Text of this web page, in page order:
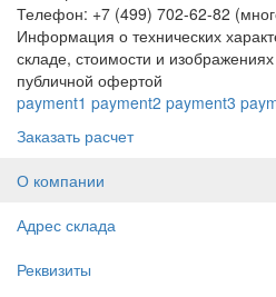
Телефон: +7 (499) 702-62-82
Информация о технических
складе, стоимости и
публичной офертой
payment1 payment2 payment3
Заказать расчет
О компании
Адрес склада
Реквизиты